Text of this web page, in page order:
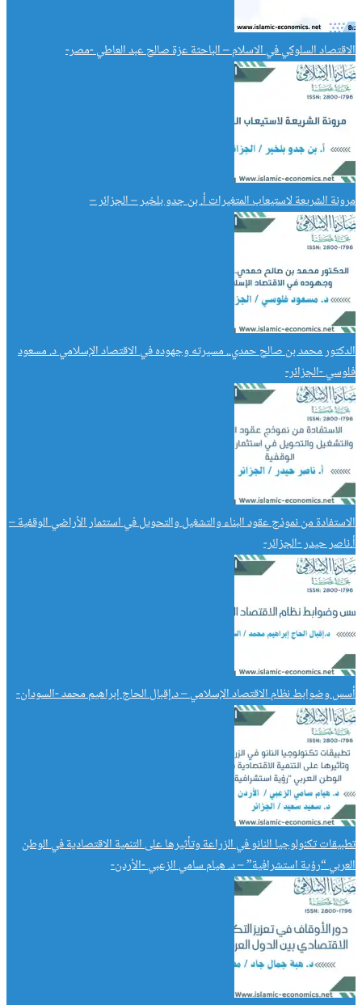
الاقتصاد السلوكي في الاسلام – الباحثة عزة صالح عبد العاطي -مصر-
مرونة الشريعة لاستيعاب المتغيرات أ. بن جدو بلخير – الجزائر –
الدكتور محمد بن صالح حمدي.. مسيرته وجهوده في الاقتصاد الإسلامي د. مسعود
فلوسي -الجزائر-
الاستفادة من نموذج عقود البناء والتشغيل والتحويل في استثمار الأراضي الوقفية –
أ.ناصر حيدر -الجزائر-
أسس وضوابط نظام الاقتصاد الإسلامي – د.إقبال الحاج إبراهيم محمد -السودان-
تطبيقات تكنولوجيا النانو في الزراعة وتأثيرها على التنمية الاقتصادية في الوطن
العربي “رؤية استشرافية” – د. هيام سامي الزعبي -الأردن-